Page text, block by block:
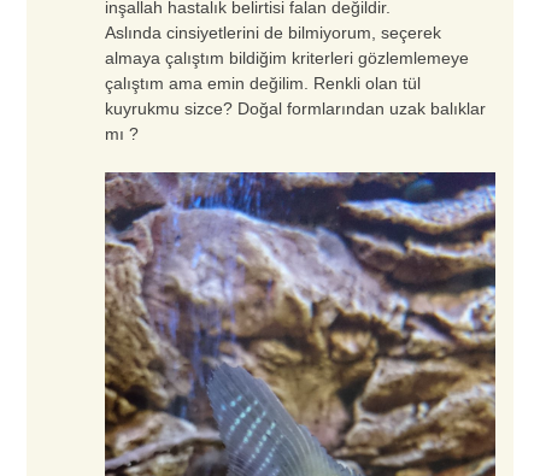
inşallah hastalık belirtisi falan değildir.
Aslında cinsiyetlerini de bilmiyorum, seçerek
almaya çalıştım bildiğim kriterleri gözlemlemeye
çalıştım ama emin değilim. Renkli olan tül
kuyrukmu sizce? Doğal formlarından uzak balıklar
mı ?